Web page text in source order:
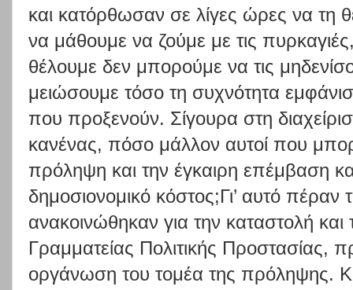
και κατόρθωσαν σε λίγες ώρες να τη
να μάθουμε να ζούμε με τις
θέλουμε δεν μπορούμε να τις
μειώσουμε τόσο τη συχνότητα
που προξενούν. Σίγουρα στη
κανένας, πόσο μάλλον αυτοί που
πρόληψη και την έγκαιρη επέμβαση
δημοσιονομικό κόστος;Γι’ αυτό
ανακοινώθηκαν για την καταστολή και
Γραμματείας Πολιτικής Προστασίας,
οργάνωση του τομέα της πρόληψης.